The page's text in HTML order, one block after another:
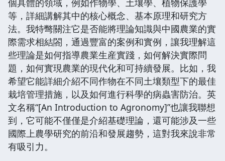
個具體的領域，例如作物學、土壤學、植物保護學
等，詳細講解其中的核心概念、基本原理和研究方
法。我特彆關注它是否能將理論知識與中國農業的實
際需求相結閤，通過豐富的案例和實例，讓我理解這
些理論是如何指導農業生産實踐，如何解決實際問
題，如何實現農業的現代化和可持續發展。比如，我
希望它能詳細介紹不同作物在不同土壤類型下的最佳
栽培管理措施，以及如何進行科學的病蟲害防治。英
文名稱“[An Introduction to Agronomy]”也讓我聯想
到，它可能不僅僅是介紹基礎理論，還可能涉及一些
國際上農學研究的前沿和發展趨勢，這對我來說非常
有吸引力。